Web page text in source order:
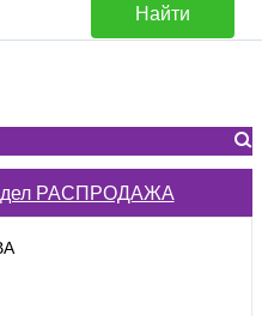
Найти
РАСПРОДАЖА